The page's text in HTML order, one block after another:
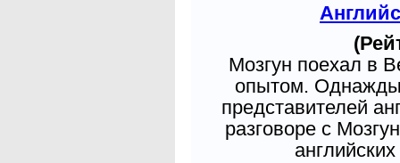
Мозгун поехал в
опытом. Однажды
представителей
разговоре с